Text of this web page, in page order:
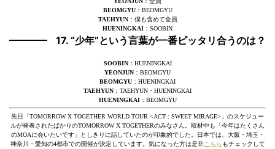
BEOMGYU：BEOMGYU
TAEHYUN：僕も含めて全員
HUENINGKAI ：SOOBIN
17. “少年”という言葉が一番ピッタリ合うのは？
SOOBIN：HUENINGKAI
YEONJUN ：BEOMGYU
BEOMGYU ：HUENINGKAI
TAEHYUN ：TAEHYUN・HUENINGKAI
HUENINGKAI：BEOMGYU
先日「TOMORROW X TOGETHER WORLD TOUR <ACT : SWEET MIRAGE>」のスケジュー
ルが発表されたばかりのTOMORROW X TOGETHERのみなさん。取材中も「今年はたくさん
のMOAに会いたいです」としきりに話していたのが印象的でした。日本では、大阪・埼玉・
神奈川・愛知の4都市での開催が決定しています。気になった方は是非こちら もチェックして